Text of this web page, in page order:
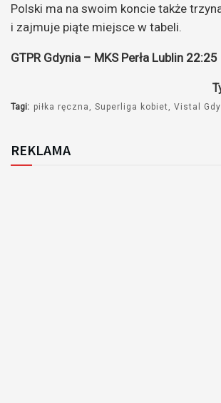
Polski ma na swoim koncie także
i zajmuje piąte miejsce w tabeli.
GTPR Gdynia – MKS Perła Lublin
Tagi: piłka ręczna Superliga kobiet Vistal
REKLAMA